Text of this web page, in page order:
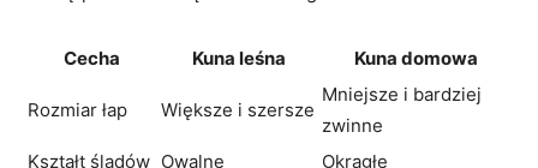
Cecha Kuna leśna Kuna domowa
Rozmiar łap Większe i szersze
Mniejsze i bardziej
zwinne
Kształt śladów Owalne
Okrągłe